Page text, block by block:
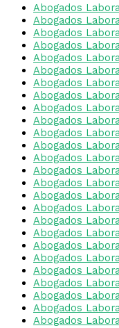
Abogados
Abogados
Abogados
Abogados
Abogados
Abogados
Abogados
Abogados
Abogados
Abogados
Abogados
Abogados
Abogados
Abogados
Abogados
Abogados
Abogados
Abogados
Abogados
Abogados
Abogados
Abogados
Abogados
Abogados
Abogados
Abogados